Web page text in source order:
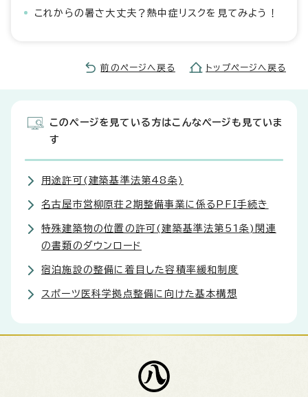
これからの暑さ大丈夫？熱中症リスクを見てみよう！
前のページへ戻る トップページへ戻る
このページを見ている方はこんなページも見ていま
す
用途許可(建築基準法第48条)
名古屋市営柳原荘2期整備事業に係るPFI手続き
特殊建築物の位置の許可(建築基準法第51条)関連
の書類のダウンロード
宿泊施設の整備に着目した容積率緩和制度
スポーツ医科学拠点整備に向けた基本構想